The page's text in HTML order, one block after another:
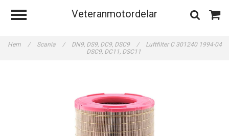
Veteranmotordelar
Hem / Scania / DN9, DS9, DC9, DSC9 /
Luftfilter C 301240 1994-04
DSC9, DC11, DSC11